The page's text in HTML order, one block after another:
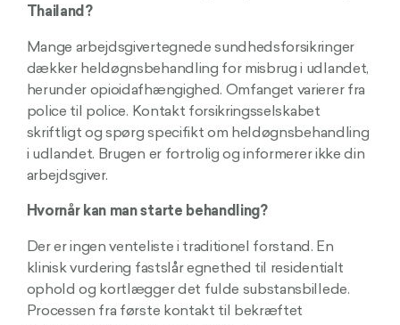
Thailand?
Mange arbejdsgivertegnede sundhedsforsikringer
dækker heldøgnsbehandling for misbrug i udlandet,
herunder opioidafhængighed. Omfanget varierer fra
police til police. Kontakt forsikringsselskabet
skriftligt og spørg specifikt om heldøgnsbehandling
i udlandet. Brugen er fortrolig og informerer ikke din
arbejdsgiver.
Hvornår kan man starte behandling?
Der er ingen venteliste i traditionel forstand. En
klinisk vurdering fastslår egnethed til residentialt
ophold og kortlægger det fulde substansbillede.
Processen fra første kontakt til bekræftet